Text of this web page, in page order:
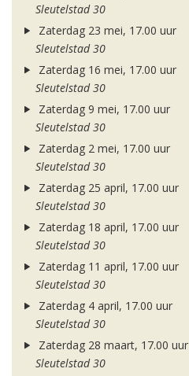
Sleutelstad 30
Zaterdag 23 mei, 17.00 uur
Sleutelstad 30
Zaterdag 16 mei, 17.00 uur
Sleutelstad 30
Zaterdag 9 mei, 17.00 uur
Sleutelstad 30
Zaterdag 2 mei, 17.00 uur
Sleutelstad 30
Zaterdag 25 april, 17.00 uur
Sleutelstad 30
Zaterdag 18 april, 17.00 uur
Sleutelstad 30
Zaterdag 11 april, 17.00 uur
Sleutelstad 30
Zaterdag 4 april, 17.00 uur
Sleutelstad 30
Zaterdag 28 maart, 17.00 uur
Sleutelstad 30